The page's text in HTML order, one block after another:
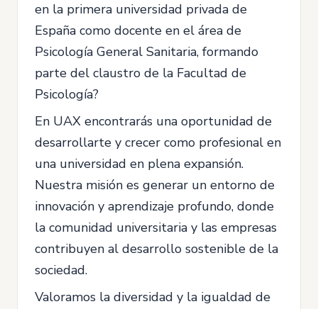
en la primera universidad privada de
España como docente en el área de
Psicología General Sanitaria, formando
parte del claustro de la Facultad de
Psicología?
En UAX encontrarás una oportunidad de
desarrollarte y crecer como profesional en
una universidad en plena expansión.
Nuestra misión es generar un entorno de
innovación y aprendizaje profundo, donde
la comunidad universitaria y las empresas
contribuyen al desarrollo sostenible de la
sociedad.
Valoramos la diversidad y la igualdad de